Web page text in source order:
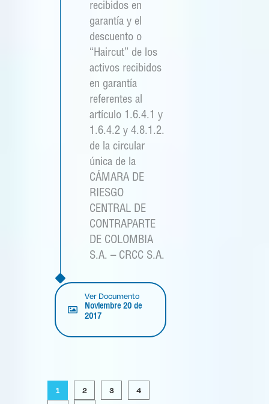
recibidos en
garantía y el
descuento o
“Haircut” de los
activos recibidos
en garantía
referentes al
artículo 1.6.4.1 y
1.6.4.2 y 4.8.1.2.
de la circular
única de la
CÁMARA DE
RIESGO
CENTRAL DE
CONTRAPARTE
DE COLOMBIA
S.A. – CRCC S.A.
Ver Documento
Noviembre 20 de
2017
1 2 3
4